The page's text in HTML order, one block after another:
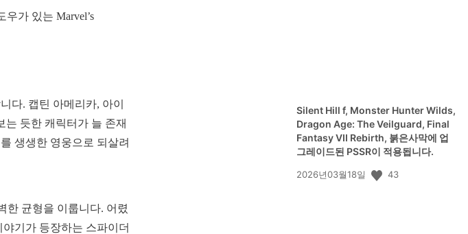
가 있는 Marvel’s
다. 캡틴 아메리카, 아이
는 듯한 캐릭터가 늘 존재
생생한 영웅으로 되살려
한 균형을 이룹니다. 어렸
기가 등장하는 스파이더
Silent Hill f, Monster Hunter Wilds,
Dragon Age: The Veilguard, Final
Fantasy VII Rebirth, 붉은사막에 업
그레이드된 PSSR이 적용됩니다.
공
2026년03월18일 43